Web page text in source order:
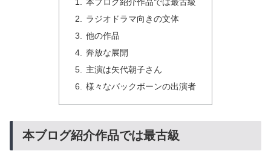
本ブログ紹介作品では最古級
ラジオドラマ向きの文体
他の作品
奔放な展開
主演は矢代朝子さん
様々なバックボーンの出演者
本ブログ紹介作品では最古級